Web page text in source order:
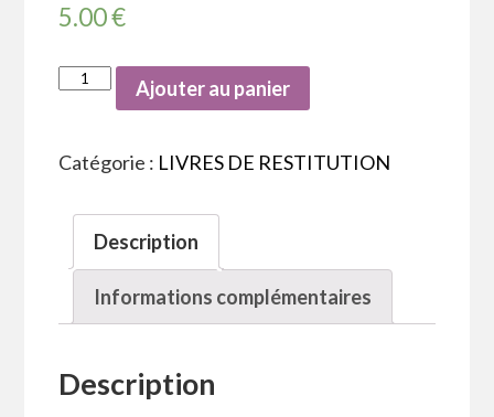
5.00€
Ajouter au panier
Catégorie : LIVRES DE RESTITUTION
Description
Informations complémentaires
Description